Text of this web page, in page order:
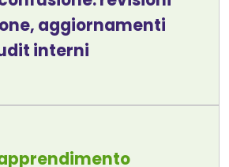
aggiornamenti
interni